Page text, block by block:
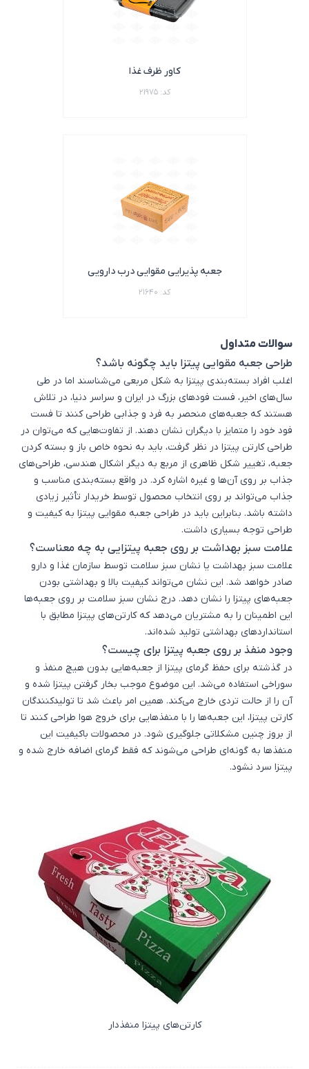
کاور ظرف غذا
کد: 21975
جعبه پذیرایی مقوایی درب دارویی
کد: 21640
سوالات متداول
طراحی جعبه مقوایی پیتزا باید چگونه باشد؟
اغلب افراد بسته‌بندی پیتزا به شکل مربعی می‌شناسند اما در طی
سال‌های اخیر، فست فودهای بزرگ در ایران و سراسر دنیا، در تلاش
هستند که جعبه‌های منحصر به فرد و جذابی طراحی کنند تا فست
فود خود را متمایز با دیگران نشان دهند. از تفاوت‌هایی که می‌توان در
طراحی کارتن پیتزا در نظر گرفت، باید به نحوه خاص باز و بسته‌ کردن
جعبه، تغییر شکل ظاهری از مربع به دیگر اشکال هندسی، طراحی‌های
جذاب بر روی آن‌ها و غیره اشاره کرد. در واقع بسته‌بندی مناسب و
جذاب می‌تواند بر روی انتخاب محصول توسط خریدار تأثیر زیادی
داشته باشد. بنابراین باید در طراحی جعبه مقوایی پیتزا به کیفیت و
طراحی توجه بسیاری داشت.
علامت سبز بهداشت بر روی جعبه پیتزایی به چه معناست؟
علامت سبز بهداشت یا نشان سبز سلامت توسط سازمان غذا و دارو
صادر خواهد شد. این نشان می‌تواند کیفیت بالا و بهداشتی بودن
جعبه‌های پیتزا را نشان دهد. درج نشان سبز سلامت بر روی جعبه‌ها
این اطمینان را به مشتریان می‌دهد که کارتن‌های پیتزا مطابق با
استانداردهای بهداشتی تولید شده‌اند.
وجود منفذ بر روی جعبه پیتزا برای چیست؟
در گذشته برای حفظ گرمای پیتزا از جعبه‌هایی بدون هیچ منفذ و
سوراخی استفاده می‌شد. این موضوع موجب بخار گرفتن پیتزا شده و
آن‌ را از حالت تردی خارج می‌کند. همین امر باعث شد تا تولیدکنندگان
کارتن پیتزا، این جعبه‌ها را با منفذهایی برای خروج هوا طراحی کنند تا
از بروز چنین مشکلاتی جلوگیری شود. در محصولات باکیفیت این
منفذها به گونه‌ای طراحی می‌شوند که فقط گرمای اضافه خارج شده و
پیتزا سرد نشود.
کارتن‌های پیتزا منفذدار